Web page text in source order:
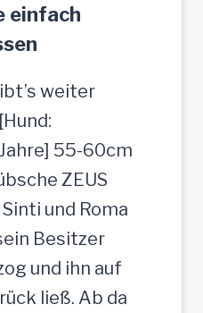
einfach
weiter
55-60cm
ZEUS
und Roma
Besitzer
und ihn auf
ließ. Ab da